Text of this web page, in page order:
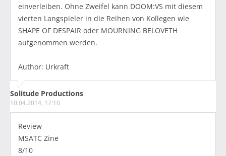
einverleiben. Ohne Zweifel kann DOOM:VS mit diesem
vierten Langspieler in die Reihen von Kollegen wie
SHAPE OF DESPAIR oder MOURNING BELOVETH
aufgenommen werden.
Author: Urkraft
Solitude Productions
10.04.2014, 17:10
Review
MSATC Zine
8/10